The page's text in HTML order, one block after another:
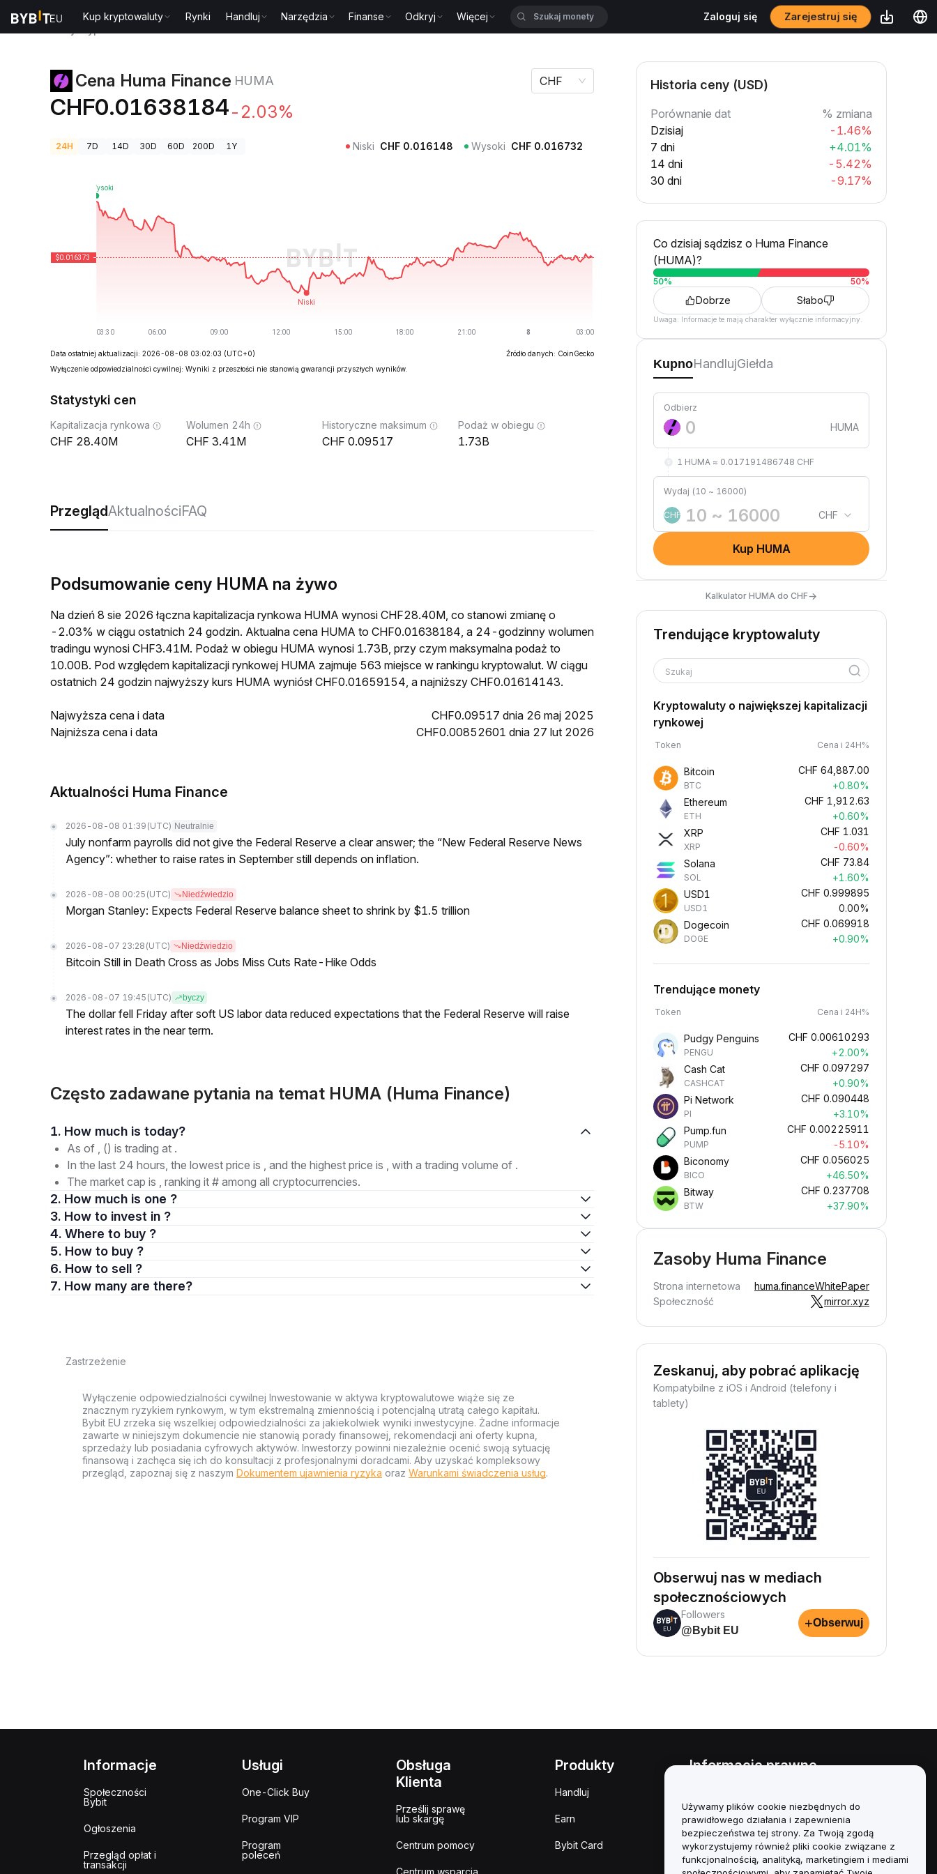
Kup kryptowaluty Rynki Handluj Narzędzia Finanse Odkryj Więcej Zaloguj się Zarejestruj się
Cena Huma Finance HUMA
CHF0.01638184-2.03%
CHF
24H 7D 14D 30D 60D 200D 1Y Niski CHF 0.016148 Wysoki CHF 0.016732
Data ostatniej aktualizacji: 2026-08-08 03:02:03 (UTC+0)
Źródło danych: CoinGecko
Wyłączenie odpowiedzialności cywilnej: Wyniki z przeszłości nie stanowią gwarancji przyszłych wyników.
Statystyki cen
Kapitalizacja rynkowa
28.40M
Wolumen 24h
3.41M
Historyczne maksimum
0.09517
Podaż w obiegu
1.73B
PrzeglądAktualnościFAQ
Podsumowanie ceny HUMA na żywo
Na dzień 8 sie 2026 łączna kapitalizacja rynkowa HUMA wynosi CHF28.40M, co stanowi zmianę o
-2.03% w ciągu ostatnich 24 godzin. Aktualna cena HUMA to CHF0.01638184, a 24-godzinny wolumen
tradingu wynosi CHF3.41M. Podaż w obiegu HUMA wynosi 1.73B, przy czym maksymalna podaż to
10.00B. Pod względem kapitalizacji rynkowej HUMA zajmuje 563 miejsce w rankingu kryptowalut. W ciągu
ostatnich 24 godzin najwyższy kurs HUMA wyniósł CHF0.01659154, a najniższy CHF0.01614143.
Najwyższa cena i data
CHF0.09517 dnia 26 maj 2025
Najniższa cena i data
CHF0.00852601 dnia 27 lut 2026
Aktualności Huma Finance
2026-08-08 01:39 (UTC) Neutralnie
July nonfarm payrolls did not give the Federal Reserve a clear answer; the “New Federal Reserve News
Agency”: whether to raise rates in September still depends on inflation.
2026-08-08 00:25 (UTC) Niedźwiedzio
Morgan Stanley: Expects Federal Reserve balance sheet to shrink by $1.5 trillion
2026-08-07 23:28 (UTC) Niedźwiedzio
Bitcoin Still in Death Cross as Jobs Miss Cuts Rate-Hike Odds
2026-08-07 19:45 (UTC) byczy
The dollar fell Friday after soft US labor data reduced expectations that the Federal Reserve will raise
interest rates in the near term.
Często zadawane pytania na temat HUMA (Huma Finance)
1. How much is today?
As of , () is trading at .
In the last 24 hours, the lowest price is , and the highest price is , with a trading volume of .
The market cap is , ranking it # among all cryptocurrencies.
2. How much is one ?
3. How to invest in ?
4. Where to buy ?
5. How to buy ?
6. How to sell ?
7. How many are there?
Zastrzeżenie
Wyłączenie odpowiedzialności cywilnej Inwestowanie w aktywa kryptowalutowe wiąże się ze
znacznym ryzykiem rynkowym, w tym ekstremalną zmiennością i potencjalną utratą całego kapitału.
Bybit EU zrzeka się wszelkiej odpowiedzialności za jakiekolwiek wyniki inwestycyjne. Żadne informacje
zawarte w niniejszym dokumencie nie stanowią porady finansowej, rekomendacji ani oferty kupna,
sprzedaży lub posiadania cyfrowych aktywów. Inwestorzy powinni niezależnie ocenić swoją sytuację
finansową i zachęca się ich do konsultacji z profesjonalnymi doradcami. Aby uzyskać kompleksowy
przegląd, zapoznaj się z naszym Dokumentem ujawnienia ryzyka oraz Warunkami świadczenia usług.
Historia ceny (USD)
Porównanie dat
% zmiana
Dzisiaj
-1.46%
7 dni
+4.01%
14 dni
-5.42%
30 dni
-9.17%
Co dzisiaj sądzisz o Huma Finance
(HUMA)?
50% 50%
Dobrze Słabo
Uwaga: Informacje te mają charakter wyłącznie informacyjny.
KupnoHandlujGiełda
Odbierz
HUMA
1 HUMA ≈ 0.017191486748 CHF
Wydaj (10 ~ 16000)
CHF CHF
Kup HUMA
Kalkulator HUMA do CHF→
Trendujące kryptowaluty
Szukaj
Kryptowaluty o największej kapitalizacji
rynkowej
Token Cena i 24H%
Bitcoin
BTC
CHF 64,887.00
+0.80%
Ethereum
ETH
CHF 1,912.63
+0.60%
XRP
XRP
CHF 1.031
-0.60%
Solana
SOL
CHF 73.84
+1.60%
USD1
USD1
CHF 0.999895
0.00%
Dogecoin
DOGE
CHF 0.069918
+0.90%
Trendujące monety
Token Cena i 24H%
Pudgy Penguins
PENGU
CHF 0.00610293
+2.00%
Cash Cat
CASHCAT
CHF 0.097297
+0.90%
Pi Network
PI
CHF 0.090448
+3.10%
Pump.fun
PUMP
CHF 0.00225911
-5.10%
Biconomy
BICO
CHF 0.056025
+46.50%
Bitway
BTW
CHF 0.237708
+37.90%
Zasoby Huma Finance
Strona internetowa huma.financeWhitePaper
Społeczność
mirror.xyz
Zeskanuj, aby pobrać aplikację
Kompatybilne z iOS i Android (telefony i
tablety)
Obserwuj nas w mediach
społecznościowych
Followers
@Bybit EU
+Obserwuj
Informacje
Społeczności
Bybit
Ogłoszenia
Przegląd opłat i
transakcji
Usługi
One-Click Buy
Program VIP
Program
poleceń
Obsługa
Klienta
Prześlij sprawę
lub skargę
Centrum pomocy
Centrum wsparcia
Produkty
Handluj
Earn
Bybit Card
Informacje prawne
interesów
Podsumowanie polityki
powiernictwa i zarządzania
Informacje ESG
Używamy plików cookie niezbędnych do
prawidłowego działania i zapewnienia
bezpieczeństwa tej strony. Za Twoją zgodą
wykorzystujemy również pliki cookie związane z
funkcjonalnością, analityką, marketingiem i mediami